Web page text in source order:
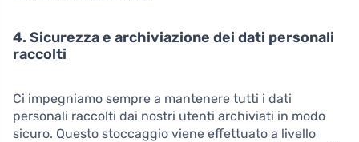
4. Sicurezza e archiviazione dei dati personali
raccolti
Ci impegniamo sempre a mantenere tutti i dati
personali raccolti dai nostri utenti archiviati in modo
sicuro. Questo stoccaggio viene effettuato a livello